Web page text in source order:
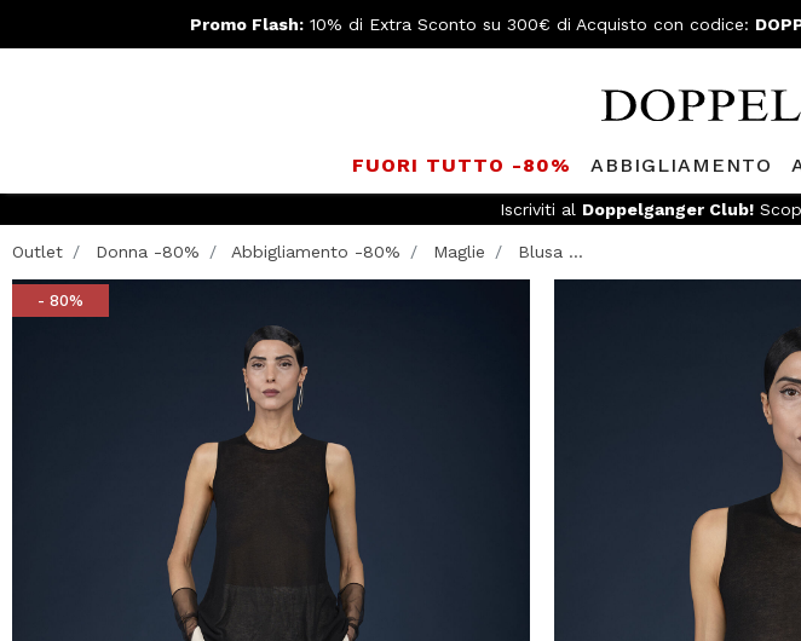
Promo Flash:10% di Extra Sconto su 300€ di Acquisto con codice:
FUORI TUTTO -80% ABBIGLIAMENTO
Iscriviti al Doppelganger Club!
Outlet Donna -80% Abbigliamento -80% Maglie Blusa ...
- 80%